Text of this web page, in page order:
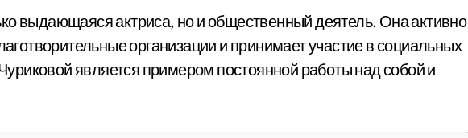
выдающаяся актриса, но и общественный деятель. Она активно
организации и принимает участие в социальных
является примером постоянной работы над собой и